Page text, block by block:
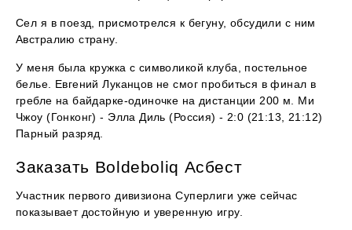
Сел я в поезд, присмотрелся к бегуну, обсудили с ним
Австралию страну.
У меня была кружка с символикой клуба, постельное
белье. Евгений Луканцов не смог пробиться в финал в
гребле на байдарке-одиночке на дистанции 200 м. Ми
Чжоу (Гонконг) - Элла Диль (Россия) - 2:0 (21:13, 21:12)
Парный разряд.
Заказать Boldeboliq Асбест
Участник первого дивизиона Суперлиги уже сейчас
показывает достойную и уверенную игру.